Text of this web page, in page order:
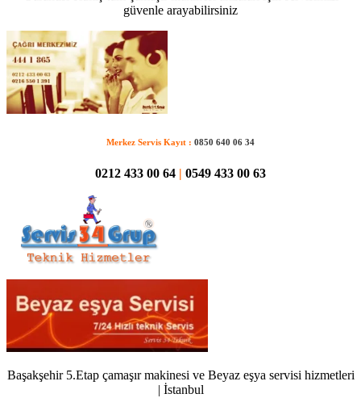
güvenle arayabilirsiniz
Merkez Servis Kayıt : 0850 640 06 34
0212 433 00 64 0549 433 00 63
Başakşehir 5.Etap çamaşır makinesi ve Beyaz eşya servisi hizmetleri
| İstanbul